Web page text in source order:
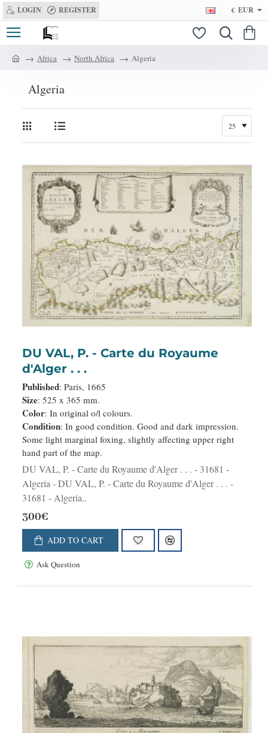
LOGIN REGISTER € EUR
Africa North Africa Algeria
Algeria
DU VAL, P. - Carte du Royaume
d'Alger . . .
Published: Paris, 1665
Size: 525 x 365 mm.
Color: In original o/l colours.
Condition: In good condition. Good and dark impression.
Some light marginal foxing, slightly affecting upper right
hand part of the map.
DU VAL, P. - Carte du Royaume d'Alger . . . - 31681 -
Algeria - DU VAL, P. - Carte du Royaume d'Alger . . . -
31681 - Algeria..
300€
ADD TO CART
Ask Question